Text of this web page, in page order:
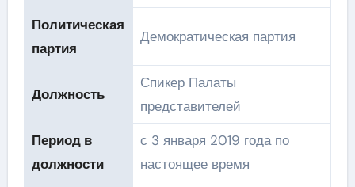
Политическая
партия
Демократическая партия
Должность
Спикер Палаты
представителей
Период в
должности
с 3 января 2019 года по
настоящее время